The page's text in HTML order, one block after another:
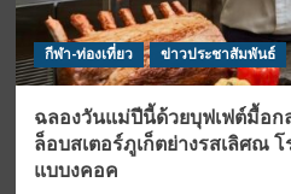
กีฬา-ท่องเที่ยว ข่าวประชาสัมพันธ์
ฉลองวันแม่ปีนี้ด้วยบุฟเฟต์มื้อ
ล็อบสเตอร์ภูเก็ตย่างรสเลิศณ
แบบงคอค